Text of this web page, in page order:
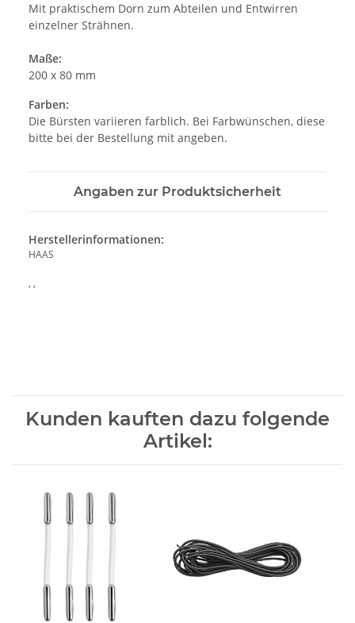
Mit praktischem Dorn zum Abteilen und Entwirren
einzelner Strähnen.
Maße:
200 x 80 mm
Farben:
Die Bürsten variieren farblich. Bei Farbwünschen, diese
bitte bei der Bestellung mit angeben.
Angaben zur Produktsicherheit
Herstellerinformationen:
HAAS
, ,
Kunden kauften dazu folgende
Artikel: